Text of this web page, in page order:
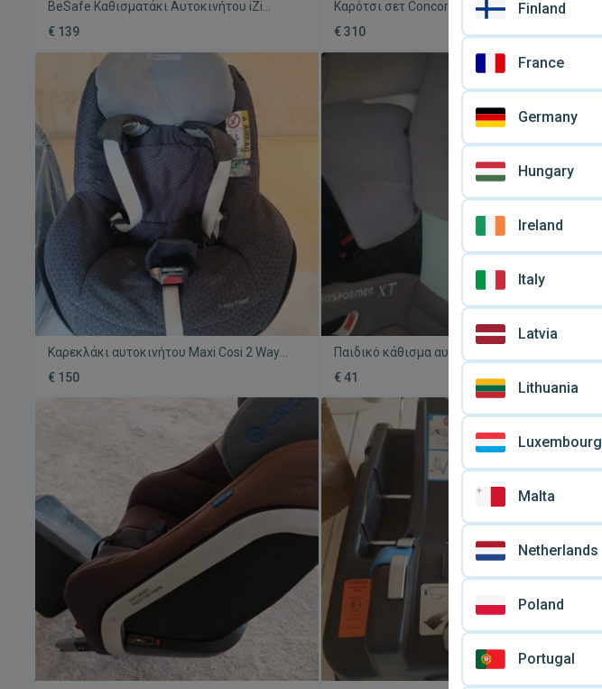
BeSafe Καθισματάκι Αυτοκινήτου iZi
Modular μεταχειρισμένο με βάση Isofix
€ 139
Καρότσι σετ Concord μεταχειρισμένο με
Traveller και βάση isofix αυτοκινήτου
€ 310
Καρεκλάκι αυτοκινήτου Maxi Cosi 2 Way
€ 150
Παιδικό κάθισμα αυτοκινήτου Concord
Transformer XT ISOFIX μεταχειρισμένο
€ 41
Finland
France
Germany
Hungary
Ireland
Italy
Latvia
Lithuania
Luxembourg
Malta
Netherlands
Poland
Portugal